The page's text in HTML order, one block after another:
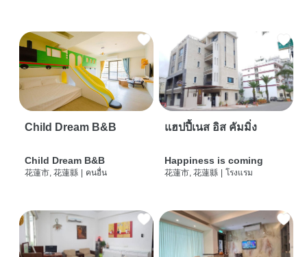
Child Dream B&B
Child Dream B&B
花蓮市, 花蓮縣 คนอื่น
แฮปปี้เนส อิส คัมมิ่ง
Happiness is coming
花蓮市, 花蓮縣 โรงแรม